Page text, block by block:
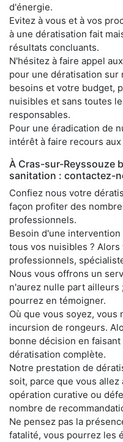
d'énergie.
Evitez à vous et à vos
à une dératisation fait
résultats concluants.
N'hésitez à faire appel
pour une dératisation sur
besoins et votre budget,
nuisibles et sans toutes
responsables.
Pour une éradication de
intérêt à faire recours
À Cras-sur-Reyssouze
sanitation : contactez-
Confiez nous votre
façon profiter des
professionnels.
Besoin d'une
tous vos nuisibles ? Alors
professionnels,
Nous vous offrons un
n'aurez nulle part
pourrez en témoigner.
Où que vous soyez, vous
incursion de rongeurs.
bonne décision en
dératisation complète.
Notre prestation de
soit, parce que vous
opération curative ou
nombre de
Ne pensez pas la
fatalité, vous pourrez les